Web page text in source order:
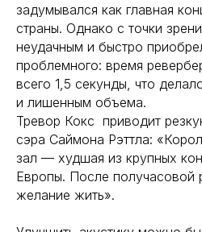
задумывался как главная
страны. Однако с точки
неудачным и быстро
проблемного: время
всего 1,5 секунды, что
и лишенным объема.
Тревор Кокс приводит
сэра Саймона Рэттла:
зал — худшая из крупных
Европы. После получасовой
желание жить».